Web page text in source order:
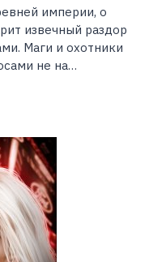
империи, о
извечный раздор
Маги и охотники
не на…